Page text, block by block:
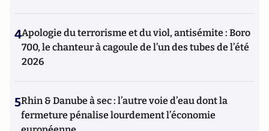
4Apologie du terrorisme et du viol, antisémite : Boro
700, le chanteur à cagoule de l’un des tubes de l’été
2026
5Rhin & Danube à sec : l’autre voie d’eau dont la
fermeture pénalise lourdement l’économie